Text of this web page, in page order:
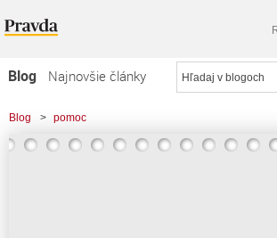
Blog
Najnovšie články
Najčítanejšie články
Najkomentovanejšie články
Blog > pomoc
> Čím viac, je náš nepriateľ chamtivejší, tím viac má z